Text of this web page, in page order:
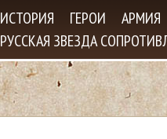
ИСТОРИЯ ГЕРОИ
АРМИЯ
РУССКАЯ ЗВЕЗДА